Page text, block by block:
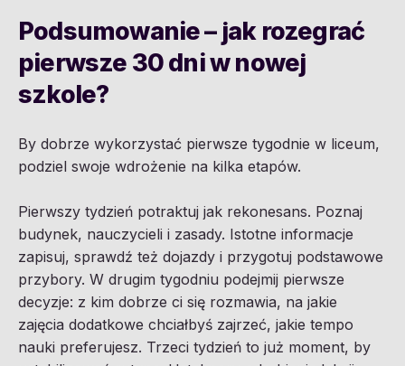
Podsumowanie – jak rozegrać
pierwsze 30 dni w nowej
szkole?
By dobrze wykorzystać pierwsze tygodnie w liceum,
podziel swoje wdrożenie na kilka etapów.
Pierwszy tydzień potraktuj jak rekonesans. Poznaj
budynek, nauczycieli i zasady. Istotne informacje
zapisuj, sprawdź też dojazdy i przygotuj podstawowe
przybory. W drugim tygodniu podejmij pierwsze
decyzje: z kim dobrze ci się rozmawia, na jakie
zajęcia dodatkowe chciałbyś zajrzeć, jakie tempo
nauki preferujesz. Trzeci tydzień to już moment, by